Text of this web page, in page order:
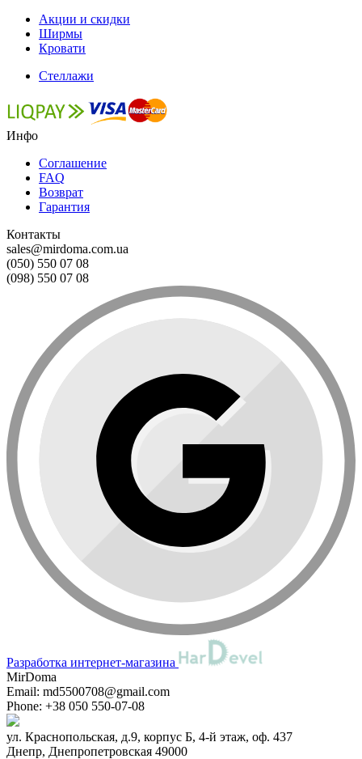
Акции и скидки
Ширмы
Кровати
Стеллажи
Инфо
Соглашение
FAQ
Возврат
Гарантия
Контакты
sales@mirdoma.com.ua
(050) 550 07 08
(098) 550 07 08
Разработка интернет-магазина
MirDoma
Email: md5500708@gmail.com
Phone: +38 050 550-07-08
ул. Краснопольская, д.9, корпус Б, 4-й этаж, оф. 437
Днепр, Днепропетровская 49000